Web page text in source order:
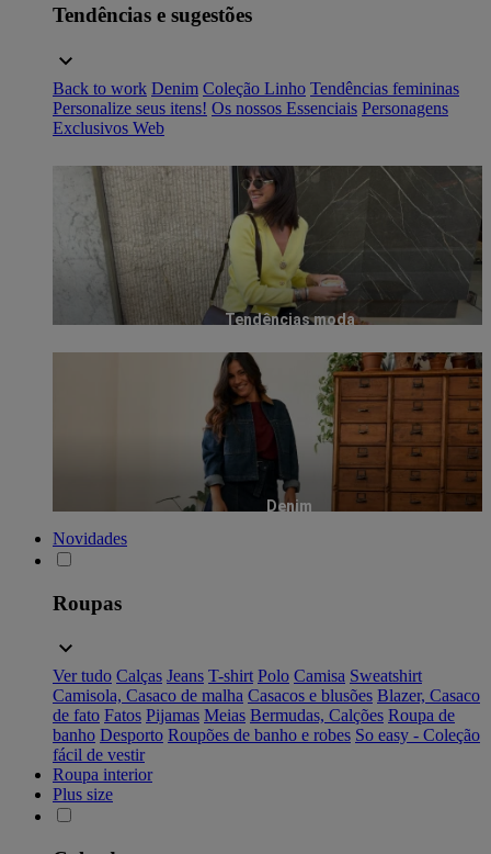
Tendências e sugestões
Back to work Denim Coleção Linho Tendências femininas
Personalize seus itens! Os nossos Essenciais Personagens
Exclusivos Web
Tendências moda
Denim
Novidades
Roupas
Ver tudo Calças Jeans T-shirt Polo Camisa Sweatshirt
Camisola, Casaco de malha Casacos e blusões Blazer, Casaco
de fato Fatos Pijamas Meias Bermudas, Calções Roupa de
banho Desporto Roupões de banho e robes So easy - Coleção
fácil de vestir
Roupa interior
Plus size